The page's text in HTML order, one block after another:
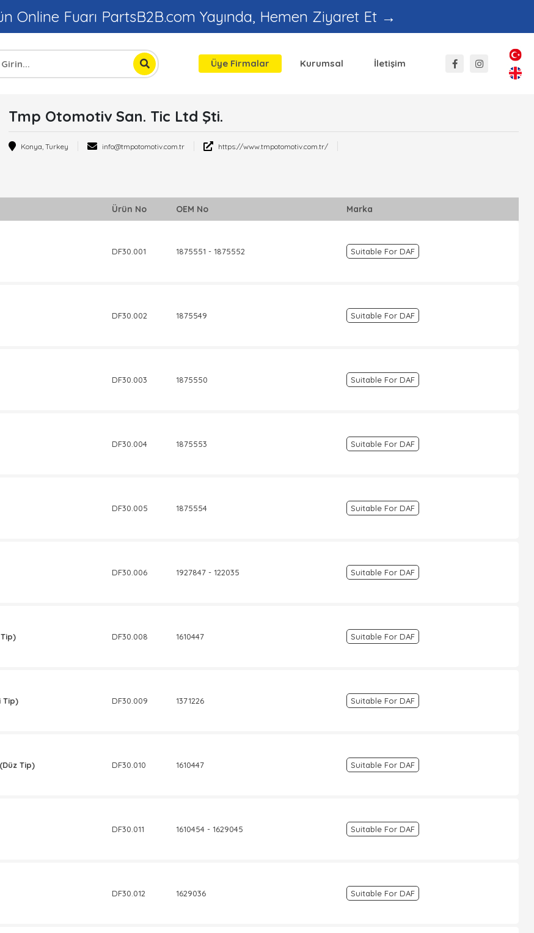
Online Fuarı PartsB2B.com Yayında, Hemen Ziyaret Et →
Üye Firmalar Kurumsal İletişim
Tmp Otomotiv San. Tic Ltd Şti.
Konya, Turkey info@tmpotomotiv.com.tr https://www.tmpotomotiv.com.tr/
Ürün No OEM No Marka
DF30.001 1875551 - 1875552 Suitable For DAF
DF30.002 1875549 Suitable For DAF
DF30.003 1875550 Suitable For DAF
DF30.004 1875553 Suitable For DAF
DF30.005 1875554 Suitable For DAF
DF30.006 1927847 - 122035 Suitable For DAF
DF30.008 1610447 Suitable For DAF
Tip) DF30.009 1371226 Suitable For DAF
Tip) DF30.010 1610447 Suitable For DAF
DF30.011 1610454 - 1629045 Suitable For DAF
DF30.012 1629036 Suitable For DAF